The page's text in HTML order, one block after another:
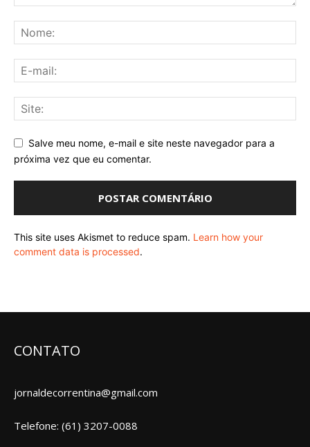
Salve meu nome, e-mail e site neste navegador para a
próxima vez que eu comentar.
This site uses Akismet to reduce spam. Learn how your
comment data is processed.
CONTATO
jornaldecorrentina@gmail.com
Telefone: (61) 3207-0088